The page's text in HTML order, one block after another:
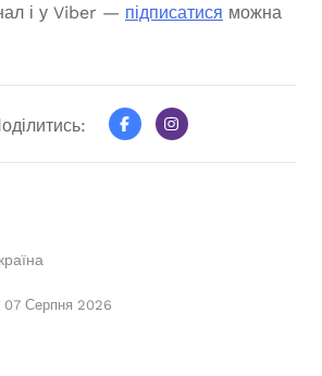
і у Viber — підписатися можна
07 Серпня 2026